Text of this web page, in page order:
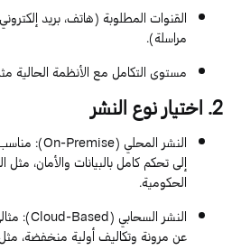
القنوات المطلوبة (هاتف، بريد
مراسلة).
مستوى التكامل مع الأنظمة الحالية
2. اختيار نوع النشر
النشر المحلي (On-Premise
)
:
إلى تحكم كامل بالبيانات والأمان،
الحكومية.
النشرالسحابي(
Cloud-Based
)
:
عن مرونة وتكاليف أولية منخفضة،